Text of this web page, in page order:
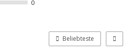
0
Beliebteste